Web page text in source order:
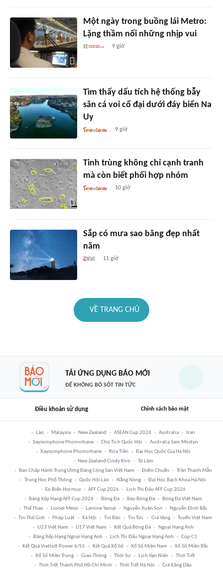
Một ngày trong buồng lái Metro:
Lặng thầm nối những nhịp vui
9 giờ
Tìm thấy dấu tích hệ thống bẫy
săn cá voi cổ đại dưới đáy biển Na
Uy
9 giờ
Tinh trùng không chỉ cạnh tranh
mà còn biết phối hợp nhóm
10 giờ
Sắp có mưa sao băng đẹp nhất
năm
11 giờ
VỀ TRANG CHỦ
TẢI ỨNG DỤNG BÁO MỚI
ĐỂ KHÔNG BỎ SÓT TIN TỨC
Điều khoản sử dụng Chính sách bảo mật
Lào Malaysia New Zealand ASEAN Cup 2026 Australia
Iran
Saysomphone Phomvihane
Chủ Tịch Quốc Hội
Australia Sam Mostyn
Xaysomphone Phomvihane
Rửa Tiền
Đại Học Quốc Gia Hà Nội
New Zealand Cindy Kiro
Tô Lâm
Ban Chấp Hành Trung Ương Đảng Cộng Sản Việt Nam
Điểm Chuẩn
Trần Thanh Mẫn
Trung Học Phổ Thông
Quốc Hội Lào Nắng Nóng
Đại Học Bách Khoa Hà Nội
Eo Biển Hormuz
AFF Cup 2026
Lịch Thi Đấu AFF Cup 2026
Bảng Xếp Hạng AFF Cup 2026
Bóng Đá Báo Bóng Đá
Bóng Đá Việt Nam
Thể Thao
Lionel Messi Lamine Yamal Nguyễn Xuân Son
Nguyễn Đình Bắc
Tin Thế Giới
Pháp Luật Xã Hội Tin Bão Tin Tức Giá Vàng
Tuyển Việt Nam
U23 Việt Nam
U17 Việt Nam Kết Quả Bóng Đá
Ngoại Hạng Anh
Bảng Xếp Hạng Ngoại Hạng Anh
Lịch Thi Đấu Ngoại Hạng Anh
Cúp C1
Kết Quả Vietlott Power 6/55
Kết Quả Xổ Số Xổ Số Miền Nam
Xổ Số Miền Bắc
Xổ Số Miền Trung
Giao Thông Thời Sự Lịch Vạn Niên
Thời Tiết
Thời Tiết Thành Phố Hồ Chí Minh
Thời Tiết Hà Nội Giá Xăng Dầu